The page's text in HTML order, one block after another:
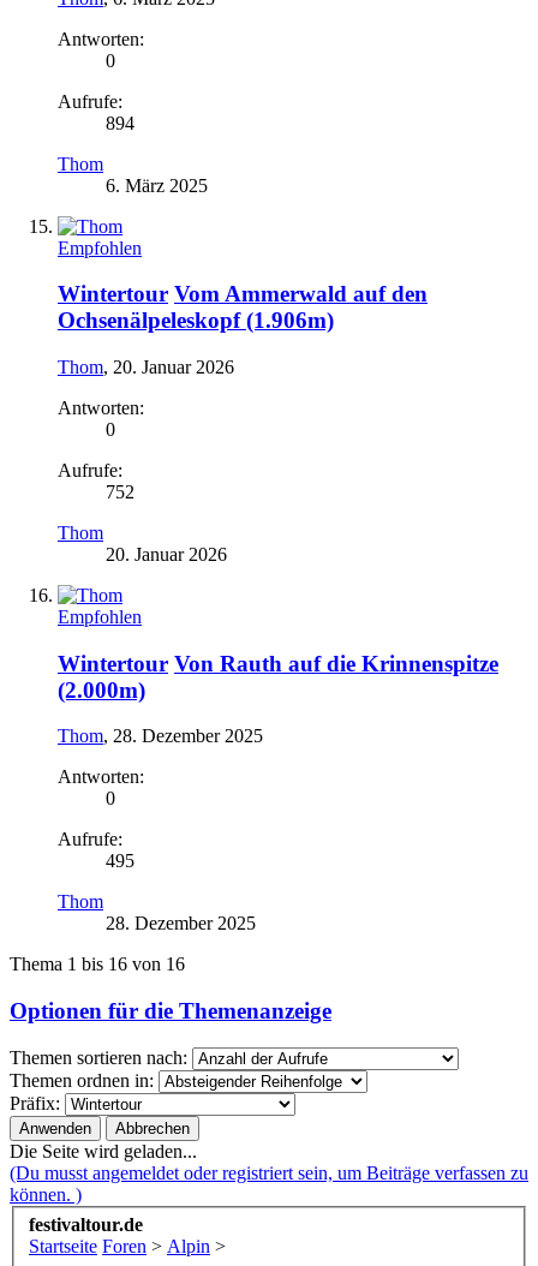
Antworten:
0
Aufrufe:
894
Thom
6. März 2025
Empfohlen
Wintertour Vom Ammerwald auf den
Ochsenälpeleskopf (1.906m)
Thom, 20. Januar 2026
Antworten:
0
Aufrufe:
752
Thom
20. Januar 2026
Empfohlen
Wintertour Von Rauth auf die Krinnenspitze
(2.000m)
Thom, 28. Dezember 2025
Antworten:
0
Aufrufe:
495
Thom
28. Dezember 2025
Thema 1 bis 16 von 16
Optionen für die Themenanzeige
Themen sortieren nach:
Themen ordnen in:
Präfix:
Die Seite wird geladen...
(Du musst angemeldet oder registriert sein, um Beiträge verfassen zu
können. )
festivaltour.de
Startseite Foren > Alpin >